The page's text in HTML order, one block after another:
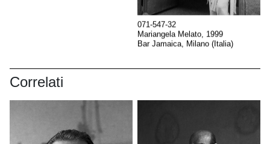
071-547-32
Mariangela Melato, 1999
Bar Jamaica, Milano (Italia)
Correlati